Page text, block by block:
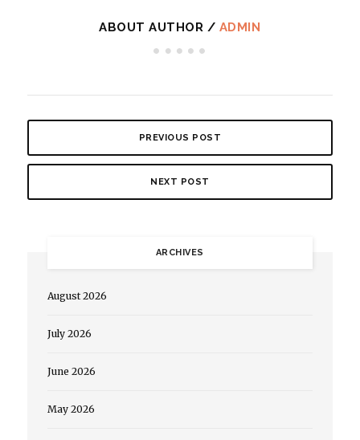
ABOUT AUTHOR / ADMIN
PREVIOUS POST
NEXT POST
ARCHIVES
August 2026
July 2026
June 2026
May 2026